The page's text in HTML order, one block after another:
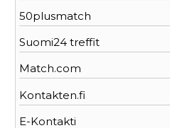
50plusmatch
Suomi24 treffit
Match.com
Kontakten.fi
E-Kontakti